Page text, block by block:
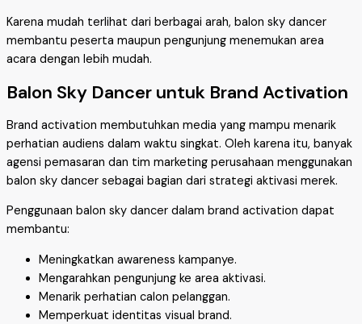
Karena mudah terlihat dari berbagai arah, balon sky dancer
membantu peserta maupun pengunjung menemukan area
acara dengan lebih mudah.
Balon Sky Dancer untuk Brand Activation
Brand activation membutuhkan media yang mampu menarik
perhatian audiens dalam waktu singkat. Oleh karena itu, banyak
agensi pemasaran dan tim marketing perusahaan menggunakan
balon sky dancer sebagai bagian dari strategi aktivasi merek.
Penggunaan balon sky dancer dalam brand activation dapat
membantu:
Meningkatkan awareness kampanye.
Mengarahkan pengunjung ke area aktivasi.
Menarik perhatian calon pelanggan.
Memperkuat identitas visual brand.